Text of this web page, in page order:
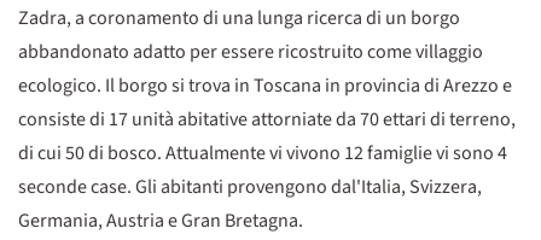
Zadra, a coronamento di una lunga ricerca di un borgo
abbandonato adatto per essere ricostruito come villaggio
ecologico. Il borgo si trova in Toscana in provincia di Arezzo e
consiste di 17 unità abitative attorniate da 70 ettari di terreno,
di cui 50 di bosco. Attualmente vi vivono 12 famiglie vi sono 4
seconde case. Gli abitanti provengono dal'Italia, Svizzera,
Germania, Austria e Gran Bretagna.